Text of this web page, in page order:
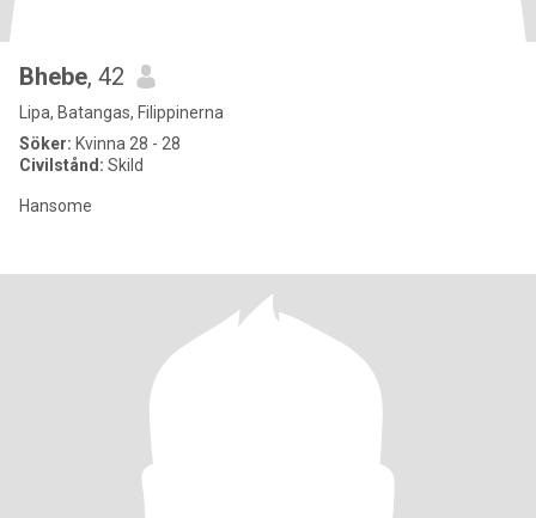
Bhebe, 42
Lipa, Batangas, Filippinerna
Söker: Kvinna 28 - 28
Civilstånd: Skild
Hansome